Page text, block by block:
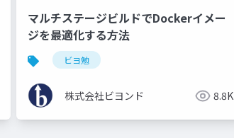
マルチステージビルドでDockerイメー
ジを最適化する方法
ビヨ勉
株式会社ビヨンド 8.8K